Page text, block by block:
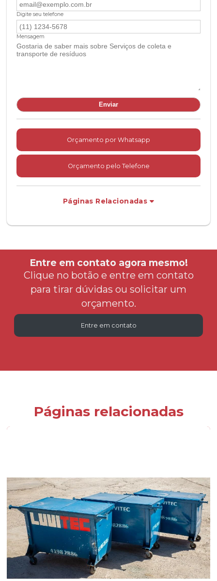
Digite seu telefone
Mensagem
Orçamento por Whatsapp
Orçamento pelo Telefone
Páginas Relacionadas
Entre em contato agora mesmo!
Clique no botão e entre em contato
para tirar dúvidas ou solicitar um
orçamento.
Entre em contato
Páginas relacionadas